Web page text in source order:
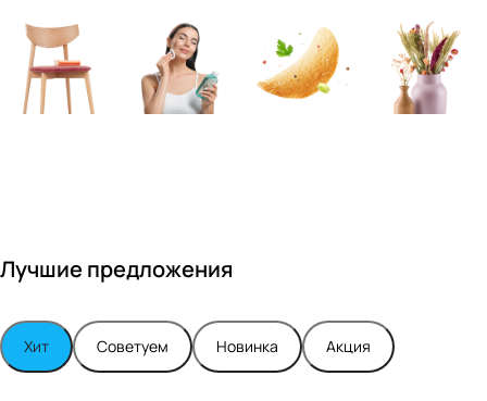
Турским
Лучшие предложения
Хит Советуем Новинка Акция